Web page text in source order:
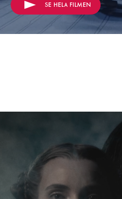
SE HELA FILMEN